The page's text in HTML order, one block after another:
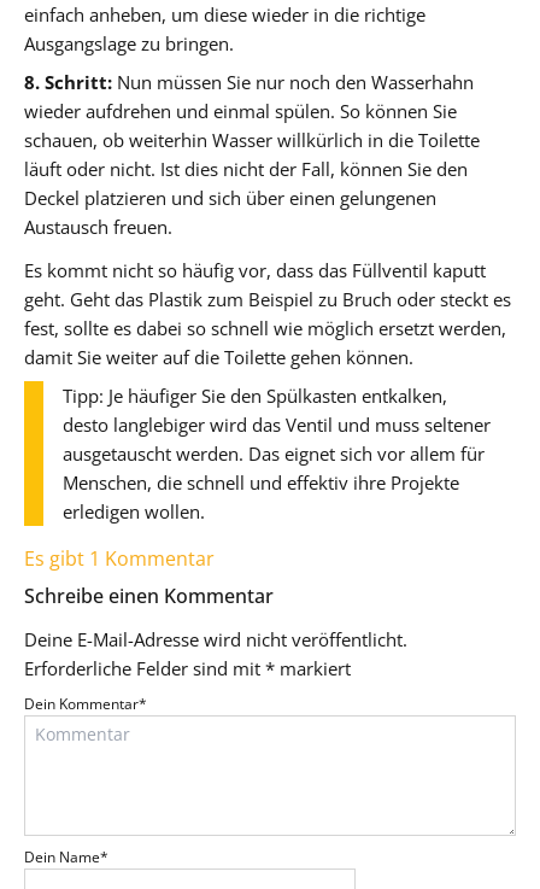
einfach anheben, um diese wieder in die richtige
Ausgangslage zu bringen.
8. Schritt: Nun müssen Sie nur noch den Wasserhahn
wieder aufdrehen und einmal spülen. So können Sie
schauen, ob weiterhin Wasser willkürlich in die Toilette
läuft oder nicht. Ist dies nicht der Fall, können Sie den
Deckel platzieren und sich über einen gelungenen
Austausch freuen.
Es kommt nicht so häufig vor, dass das Füllventil kaputt
geht. Geht das Plastik zum Beispiel zu Bruch oder steckt es
fest, sollte es dabei so schnell wie möglich ersetzt werden,
damit Sie weiter auf die Toilette gehen können.
Tipp: Je häufiger Sie den Spülkasten entkalken,
desto langlebiger wird das Ventil und muss seltener
ausgetauscht werden. Das eignet sich vor allem für
Menschen, die schnell und effektiv ihre Projekte
erledigen wollen.
Es gibt 1 Kommentar
Schreibe einen Kommentar
Deine E-Mail-Adresse wird nicht veröffentlicht.
Erforderliche Felder sind mit * markiert
Dein Kommentar*
Dein Name*